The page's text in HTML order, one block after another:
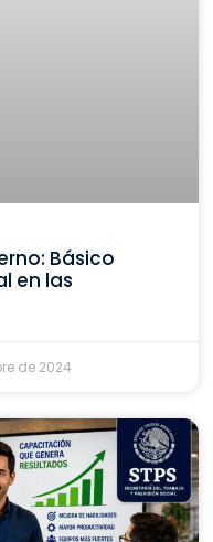
Básico
en las
de 2024